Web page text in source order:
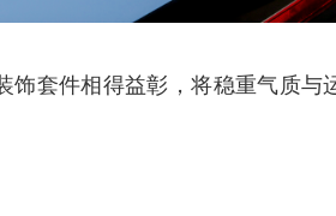
饰套件相得益彰，将稳重气质与